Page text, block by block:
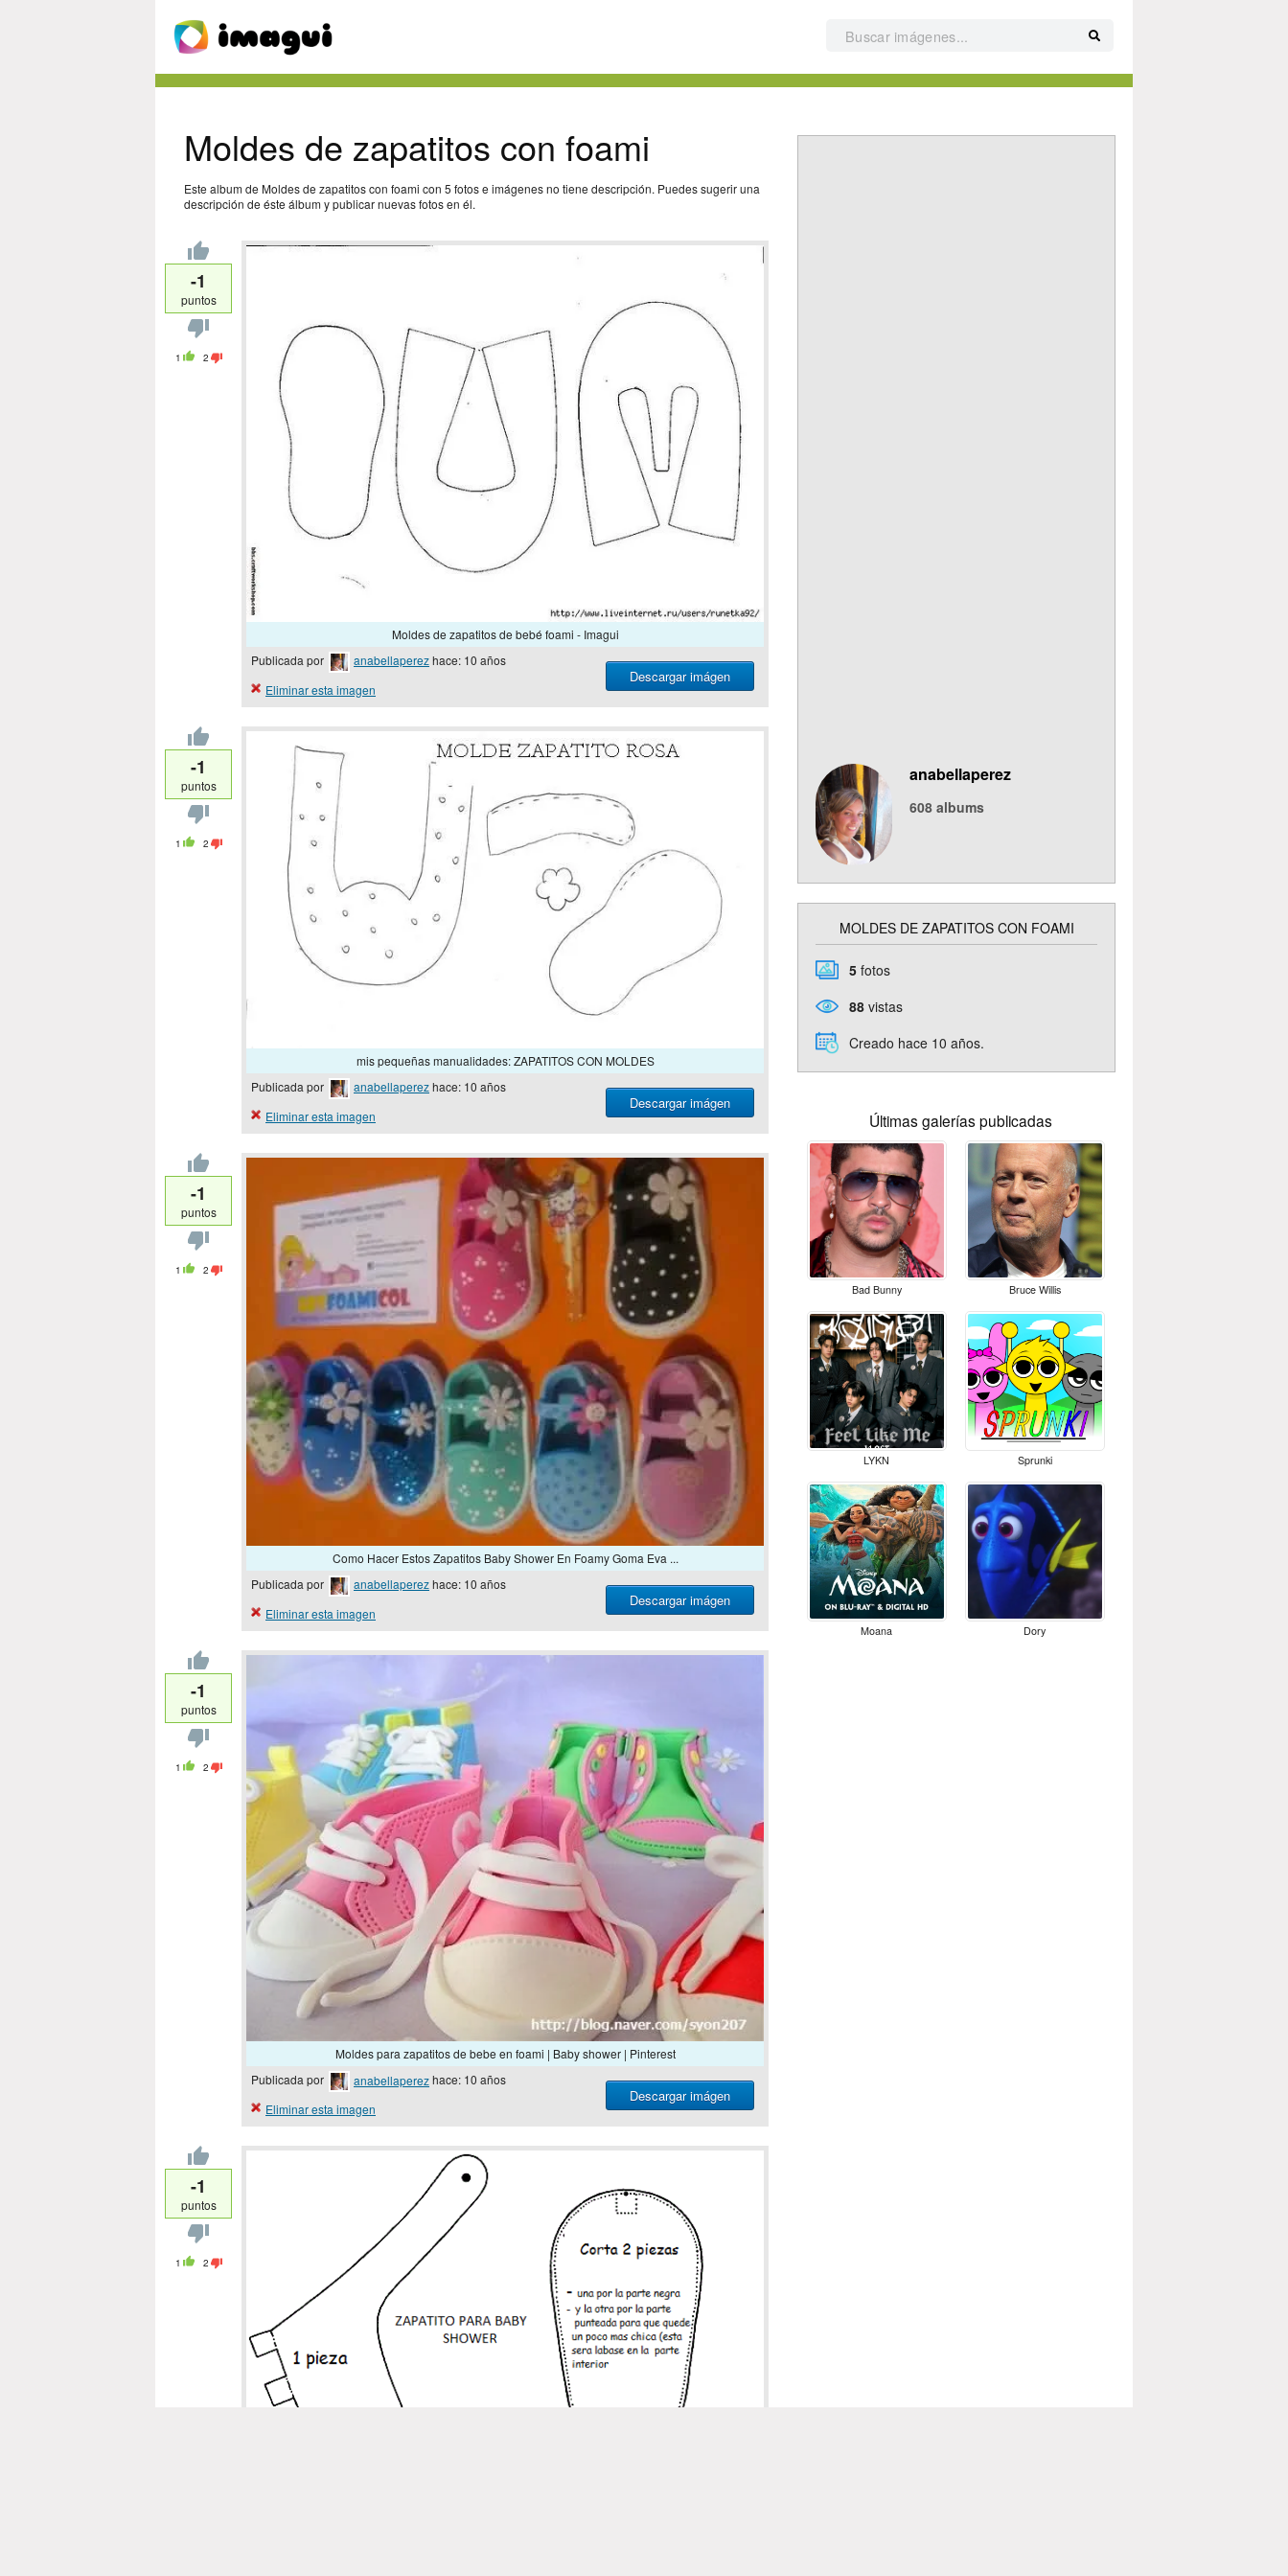
Moldes de zapatitos con foami
Este album de Moldes de zapatitos con foami con 5 fotos e imágenes no tiene descripción. Puedes sugerir una
descripción de éste álbum y publicar nuevas fotos en él.
-1
puntos
1 2
Moldes de zapatitos de bebé foami - Imagui
Descargar imágen
Publicada por anabellaperezhace: 10 años
Eliminar esta imagen
-1
puntos
1 2
mis pequeñas manualidades: ZAPATITOS CON MOLDES
Descargar imágen
Publicada por anabellaperezhace: 10 años
Eliminar esta imagen
-1
puntos
1 2
Como Hacer Estos Zapatitos Baby Shower En Foamy Goma Eva ...
Descargar imágen
Publicada por anabellaperezhace: 10 años
Eliminar esta imagen
-1
puntos
1 2
Moldes para zapatitos de bebe en foami | Baby shower | Pinterest
Descargar imágen
Publicada por anabellaperezhace: 10 años
Eliminar esta imagen
-1
puntos
1 2
anabellaperez
608 albums
MOLDES DE ZAPATITOS CON FOAMI
5 fotos
88 vistas
Creado hace 10 años.
Últimas galerías publicadas
Bad Bunny Bruce Willis
LYKN Sprunki
Moana Dory